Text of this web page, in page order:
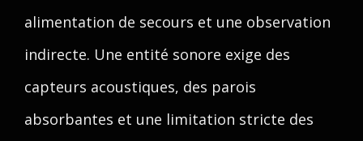
alimentation de secours et une observation
indirecte. Une entité sonore exige des
capteurs acoustiques, des parois
absorbantes et une limitation stricte des